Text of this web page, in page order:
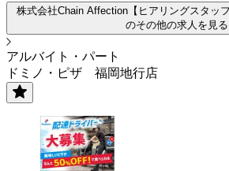
株式会社Chain Affection【ヒアリングスタッ
のその他の求人を見る
アルバイト・パート
ドミノ・ピザ 福岡地行店